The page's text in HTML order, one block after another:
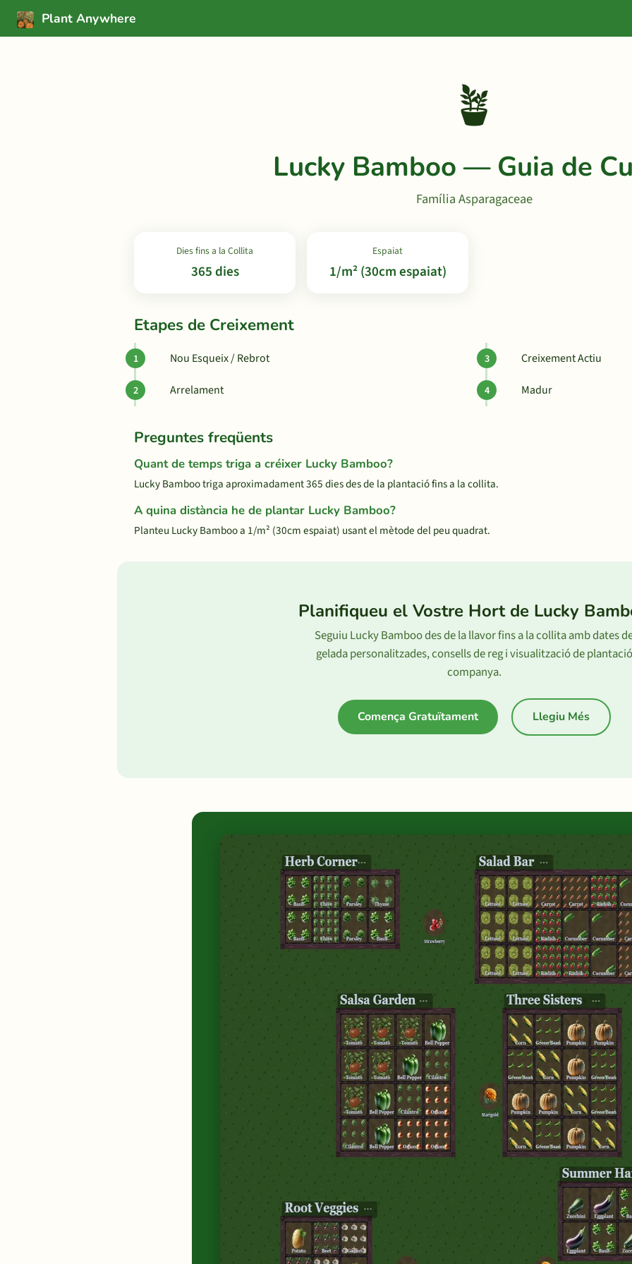
Plant Anywhere
🪴
Lucky Bamboo — Guia de
Família Asparagaceae
Dies fins a la Collita
365 dies
Espaiat
1/m² (30cm espaiat)
Etapes de Creixement
Nou Esqueix / Rebrot
Arrelament
Creixement Actiu
Madur
Preguntes freqüents
Quant de temps triga a créixer Lucky Bamboo?
Lucky Bamboo triga aproximadament 365 dies des de la plantació fins a la collita.
A quina distància he de plantar Lucky Bamboo?
Planteu Lucky Bamboo a 1/m² (30cm espaiat) usant el mètode del peu quadrat.
Planifiqueu el Vostre Hort de Lucky
Seguiu Lucky Bamboo des de la llavor fins a la collita amb dates
gelada personalitzades, consells de reg i visualització de plantació
companya.
Comença Gratuïtament Llegiu Més